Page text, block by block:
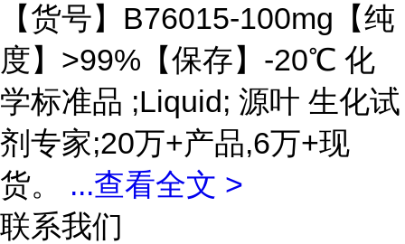
【货号】B76015-100mg【纯
度】>99%【保存】-20℃ 化
学标准品 ;Liquid; 源叶 生化试
剂专家;20万+产品,6万+现
货。 ...查看全文 >
联系我们